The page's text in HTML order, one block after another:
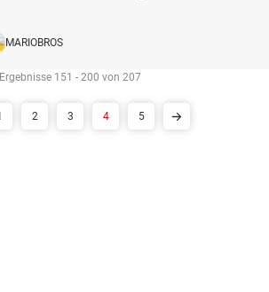
MARIOBROS
Ergebnisse 151 - 200 von 207
2 3 4 5